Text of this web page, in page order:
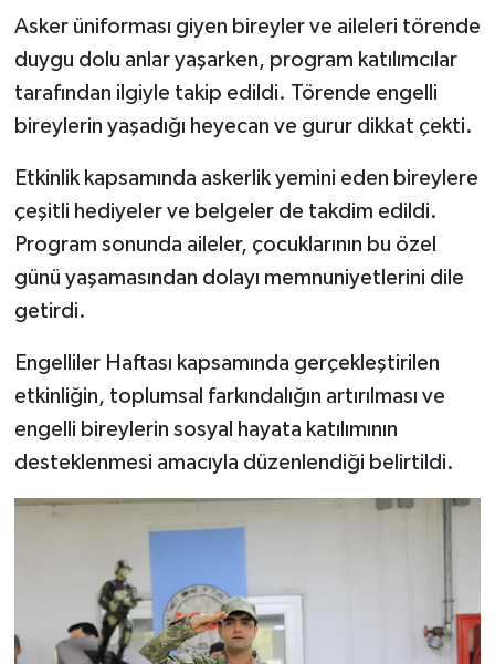
Asker üniforması giyen bireyler ve aileleri törende
duygu dolu anlar yaşarken, program katılımcılar
tarafından ilgiyle takip edildi. Törende engelli
bireylerin yaşadığı heyecan ve gurur dikkat çekti.
Etkinlik kapsamında askerlik yemini eden bireylere
çeşitli hediyeler ve belgeler de takdim edildi.
Program sonunda aileler, çocuklarının bu özel
günü yaşamasından dolayı memnuniyetlerini dile
getirdi.
Engelliler Haftası kapsamında gerçekleştirilen
etkinliğin, toplumsal farkındalığın artırılması ve
engelli bireylerin sosyal hayata katılımının
desteklenmesi amacıyla düzenlendiği belirtildi.